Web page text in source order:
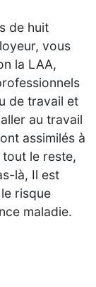
de huit
vous
la LAA,
de travail et
au travail
assimilés à
le reste,
là, Il est
risque
maladie.